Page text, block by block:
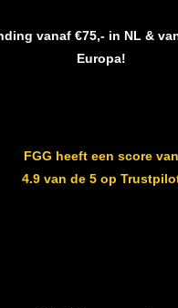
vanaf €75,- in NL &
Europa!
FGG heeft een score van
4.9 van de 5 op